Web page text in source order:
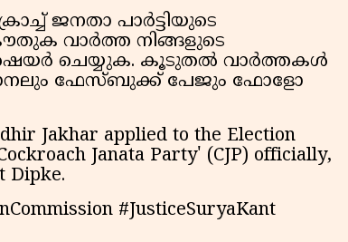
ജനതാ പാർട്ടിയുടെ
വാർത്ത നിങ്ങളുടെ
ചെയ്യുക. കൂടുതൽ വാർത്തകൾ
ഫേസ്ബുക്ക് പേജും ഫോളോ
Jakhar applied to the Election
Janata Party' (CJP) officially,
Dipke.
#JusticeSuryaKant